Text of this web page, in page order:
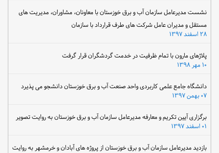
نشست مدیرعامل سازمان آب و برق خوزستان با معاونان، مشاوران، مدیریت های
مستقل و مدیران عامل شرکت های طرف قرارداد با سازمان
۲۸ اسفند ۱۳۹۷
پلاژهای مارون با تمام ظرفیت در خدمت گردشگران قرار گرفت
دانشگاه جامع علمی کاربردی واحد صنعت آب و برق خوزستان دانشجو می پذیرد
۰۷ بهمن ۱۳۹۷
برگزاری آیین تکریم و معارفه مدیرعامل سازمان آب و برق خوزستان به روایت تصویر
بازدید مدیرعامل سازمان آب و برق خوزستان از پروژه های آبادان و خرمشهر به روایت